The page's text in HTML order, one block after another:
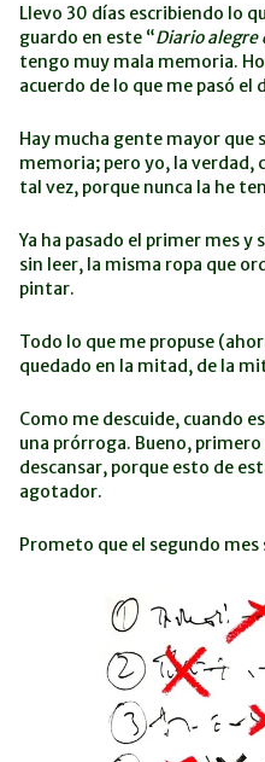
Llevo 30 días escribiendo lo
guardo en este “Diario
tengo muy mala memoria.
acuerdo de lo que me pasó el
Hay mucha gente mayor que
memoria; pero yo, la verdad,
tal vez, porque nunca la he
Ya ha pasado el primer mes
sin leer, la misma ropa que
pintar.
Todo lo que me propuse
quedado en la mitad, de la
Como me descuide, cuando
una prórroga. Bueno, primero
descansar, porque esto de
agotador.
Prometo que el segundo